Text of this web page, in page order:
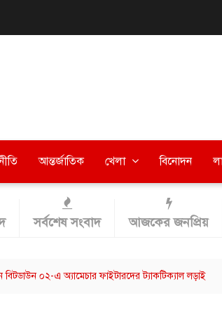
আন্তর্জাতিক খেলা বিনোদন
সর্বশেষ সংবাদ আজকের জনপ্রিয়
০২-এ অ্যামেচার ফাইটারদের ট্যাকটিক্যাল লড়াই